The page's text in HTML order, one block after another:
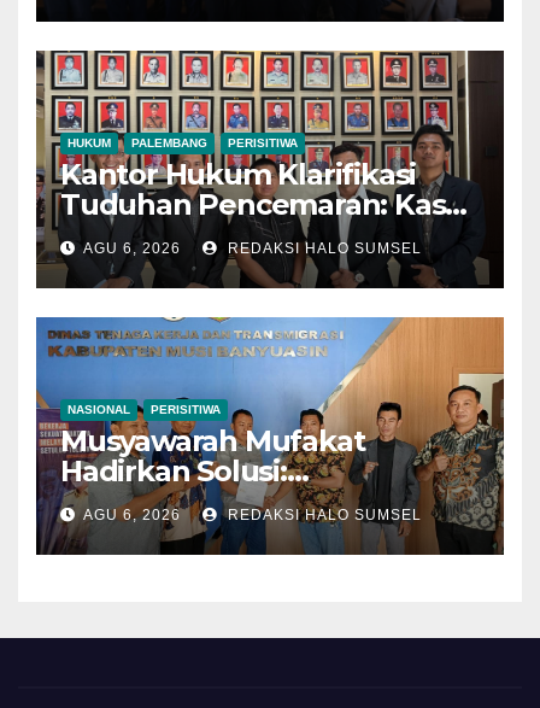
HUKUM PALEMBANG PERISITIWA
Kantor Hukum Klarifikasi
Tuduhan Pencemaran: Kasus
Notaris HY di Banyuasin
Murni Keperdataan
AGU 6, 2026 REDAKSI HALO SUMSEL
NASIONAL PERISITIWA
Musyawarah Mufakat
Hadirkan Solusi:
Disnakertrans Muba Fasilitasi
Mediasi PT Panca Agung
Sejati dan Pekerja Hingga
AGU 6, 2026 REDAKSI HALO SUMSEL